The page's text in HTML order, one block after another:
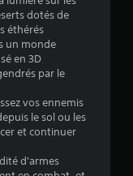
o
l
e
s
dotés de
éthérés
un monde
en 3D
par le
vos ennemis
le sol ou les
et continuer
d'armes